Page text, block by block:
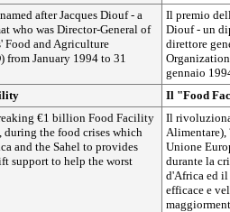
after Jacques Diouf - a
who was Director-General of
Food and Agriculture
from January 1994 to 31
Il premio
Diouf - un
direttore
gennaio
Il "Food
€1 billion Food Facility
during the food crises which
and the Sahel to provides
support to help the worst
Il
Alimentare),
Unione
durante la
d'Africa ed il
efficace e